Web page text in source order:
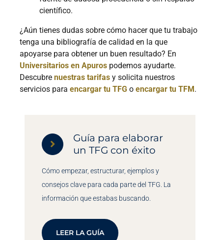
científico.
¿Aún tienes dudas sobre cómo hacer que tu trabajo
tenga una bibliografía de calidad en la que
apoyarse para obtener un buen resultado? En
Universitarios en Apuros podemos ayudarte.
Descubre nuestras tarifas y solicita nuestros
servicios para encargar tu TFG o encargar tu TFM.
Guía para elaborar
un TFG con éxito
Cómo empezar, estructurar, ejemplos y
consejos clave para cada parte del TFG. La
información que estabas buscando.
LEER LA GUÍA